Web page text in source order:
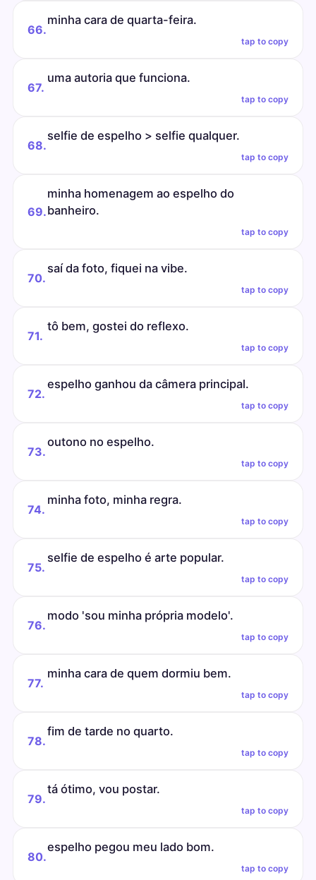
66.
minha cara de quarta-feira.
tap to copy
67.
uma autoria que funciona.
tap to copy
68.
selfie de espelho > selfie qualquer.
tap to copy
69.
minha homenagem ao espelho do
banheiro.
tap to copy
70.
saí da foto, fiquei na vibe.
tap to copy
71.
tô bem, gostei do reflexo.
tap to copy
72.
espelho ganhou da câmera principal.
tap to copy
73.
outono no espelho.
tap to copy
74.
minha foto, minha regra.
tap to copy
75.
selfie de espelho é arte popular.
tap to copy
76.
modo 'sou minha própria modelo'.
tap to copy
77.
minha cara de quem dormiu bem.
tap to copy
78.
fim de tarde no quarto.
tap to copy
79.
tá ótimo, vou postar.
tap to copy
80.
espelho pegou meu lado bom.
tap to copy